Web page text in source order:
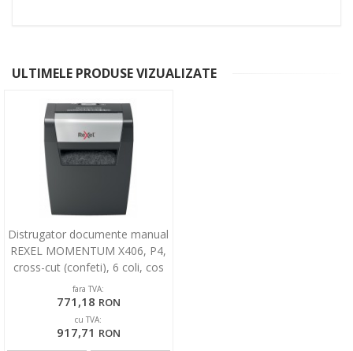
ULTIMELE PRODUSE VIZUALIZATE
Distrugator documente manual
REXEL MOMENTUM X406, P4,
cross-cut (confeti), 6 coli, cos
15l, negru
fara TVA:
771,18 RON
cu TVA:
917,71 RON